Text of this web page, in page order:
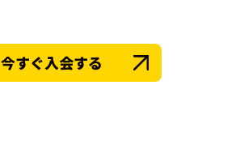
今すぐ入会する